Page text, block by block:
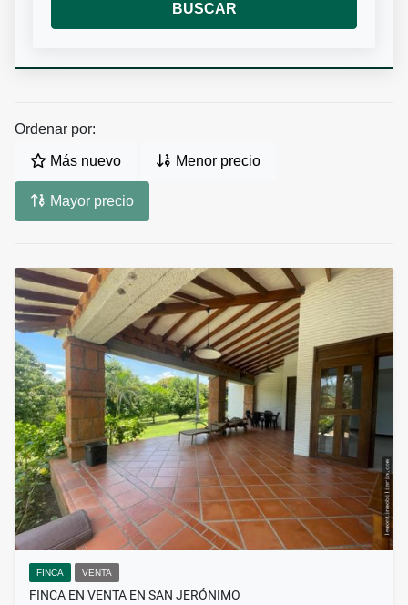
BUSCAR
Ordenar por:
Más nuevo Menor precio
Mayor precio
FINCA VENTA
FINCA EN VENTA EN SAN JERÓNIMO